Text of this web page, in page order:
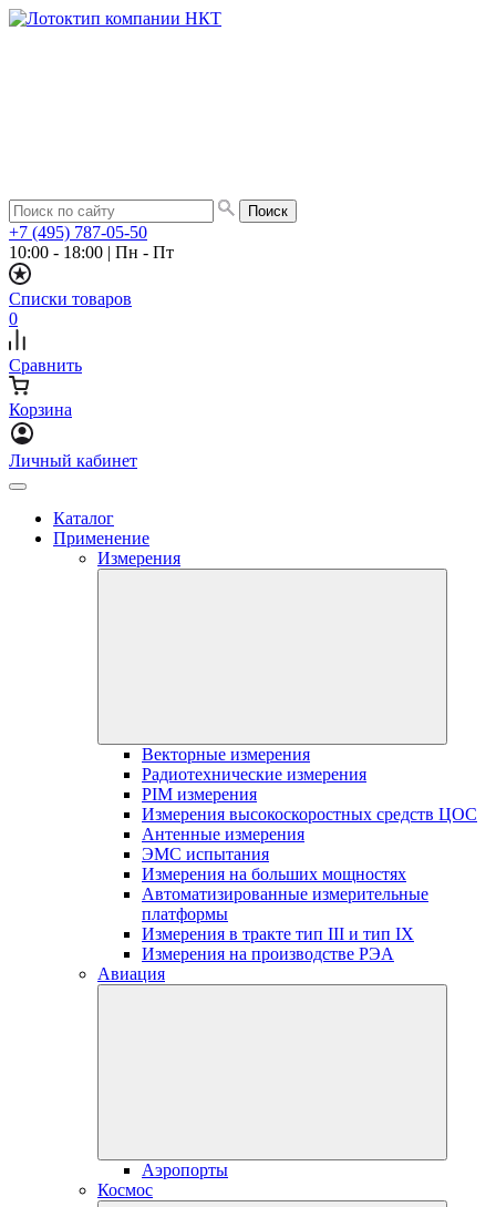
+7 (495) 787-05-50
10:00 - 18:00 | Пн - Пт
Списки товаров
0
Сравнить
Корзина
Личный кабинет
Каталог
Применение
Измерения
Векторные измерения
Радиотехнические измерения
PIM измерения
Измерения высокоскоростных средств ЦОС
Антенные измерения
ЭМС испытания
Измерения на больших мощностях
Автоматизированные измерительные
платформы
Измерения в тракте тип III и тип IX
Измерения на производстве РЭА
Авиация
Аэропорты
Космос